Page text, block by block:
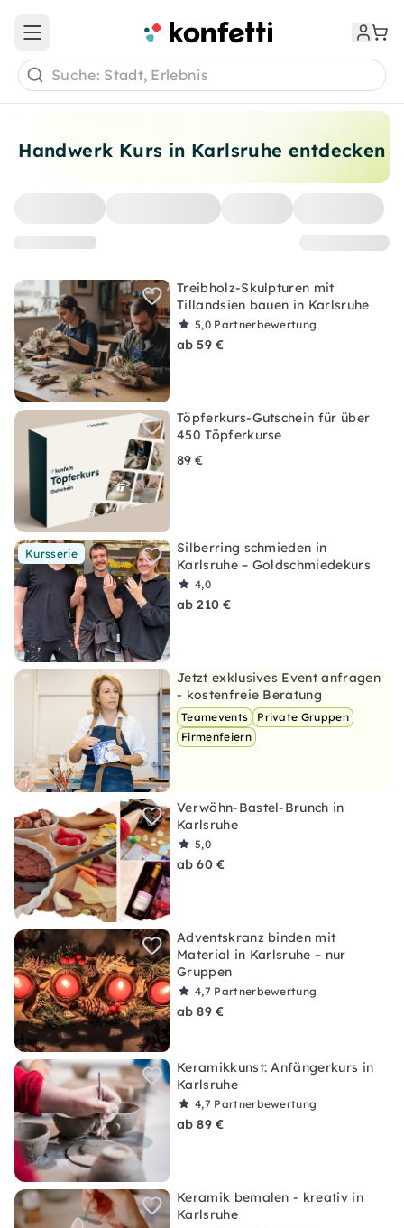
Handwerk Kurs in Karlsruhe entdecken
Treibholz-Skulpturen mit
Tillandsien bauen in Karlsruhe
5,0 Partnerbewertung
ab 59 €
Töpferkurs-Gutschein für über
450 Töpferkurse
89 €
Kursserie
Silberring schmieden in
Karlsruhe – Goldschmiedekurs
4,0
ab 210 €
Jetzt exklusives Event anfragen
- kostenfreie Beratung
Teamevents
Private Gruppen
Firmenfeiern
Verwöhn-Bastel-Brunch in
Karlsruhe
5,0
ab 60 €
Adventskranz binden mit
Material in Karlsruhe – nur
Gruppen
4,7 Partnerbewertung
ab 89 €
Keramikkunst: Anfängerkurs in
Karlsruhe
4,7 Partnerbewertung
ab 89 €
Keramik bemalen - kreativ in
Karlsruhe
Open main menu
Suche: Stadt, Erlebnis